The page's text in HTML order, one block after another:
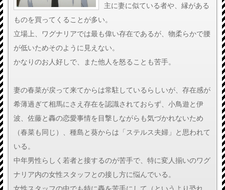
主に妻に似ている者や、縁がある
ものを買ってくることが多い。
立場上、ワグナリアでは最も偉い存在であるが、物柔らかで腰
が低いためそのように見えない。
かなりのお人好しで、また他人を怒ることも苦手。
妻の春菜が戻って来てからは常駐しているらしいが、存在感が
希薄過ぎて相馬にさえ存在を認識されておらず、小鳥遊と伊
波、佐藤と轟の恋愛事情を目撃しながらも気づかれないため
（春菜も同じ）、種島と葵からは「ステルス夫婦」と思われて
いる。
中年男性らしく若者と接するのが苦手で、特に変人揃いのワグ
ナリア内の女性スタッフとの接し方に悩んでいる。